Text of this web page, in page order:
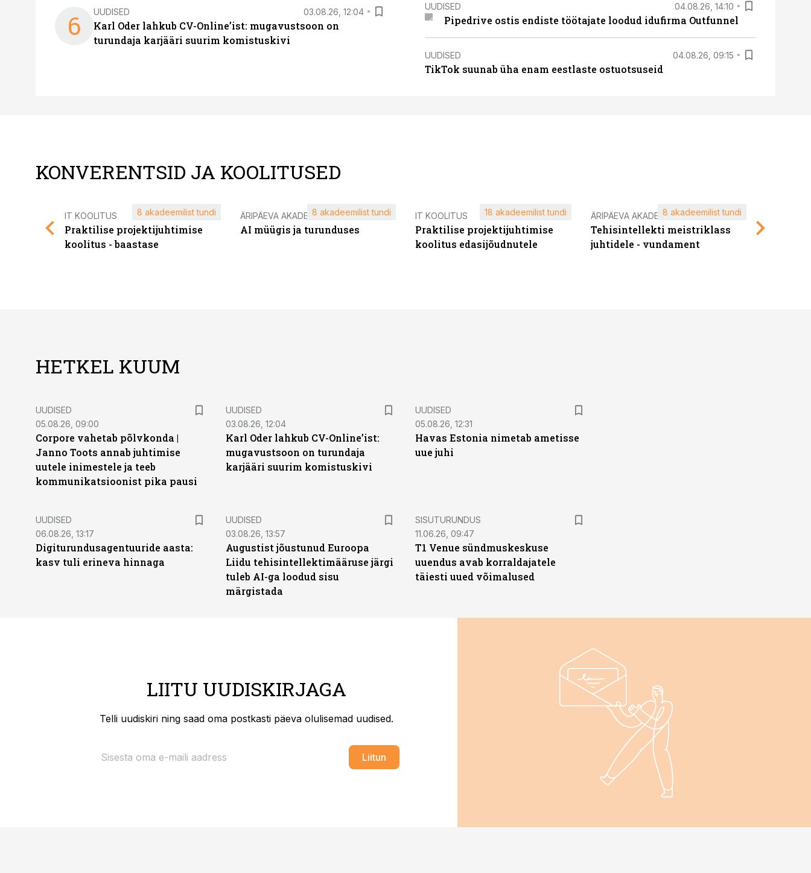
6 UUDISED 03.08.26, 12:04
Karl Oder lahkub CV-Online’ist: mugavustsoon on
turundaja karjääri suurim komistuskivi
UUDISED 04.08.26, 14:10
Pipedrive ostis endiste töötajate loodud idufirma Outfunnel
UUDISED 04.08.26, 09:15
TikTok suunab üha enam eestlaste ostuotsuseid
KONVERENTSID JA KOOLITUSED
IT KOOLITUS
Praktilise projektijuhtimise
koolitus - baastase
8 akadeemilist tundi ÄRIPÄEVA AKADEEMIA
AI müügis ja turunduses
8 akadeemilist tundi IT KOOLITUS
Praktilise projektijuhtimise
koolitus edasijõudnutele
18 akadeemilist tundi ÄRIPÄEVA AKADEEMIA
Tehisintellekti meistriklass
juhtidele - vundament
8 akadeemilist tundi
HETKEL KUUM
UUDISED
05.08.26, 09:00
Corpore vahetab põlvkonda |
Janno Toots annab juhtimise
uutele inimestele ja teeb
kommunikatsioonist pika pausi
UUDISED
03.08.26, 12:04
Karl Oder lahkub CV-Online’ist:
mugavustsoon on turundaja
karjääri suurim komistuskivi
UUDISED
05.08.26, 12:31
Havas Estonia nimetab ametisse
uue juhi
UUDISED
06.08.26, 13:17
Digiturundusagentuuride aasta:
kasv tuli erineva hinnaga
UUDISED
03.08.26, 13:57
Augustist jõustunud Euroopa
Liidu tehisintellektimääruse järgi
tuleb AI-ga loodud sisu
märgistada
ST
SISUTURUNDUS
11.06.26, 09:47
T1 Venue sündmuskeskuse
uuendus avab korraldajatele
täiesti uued võimalused
LIITU UUDISKIRJAGA
Telli uudiskiri ning saad oma postkasti päeva olulisemad uudised.
Liitun